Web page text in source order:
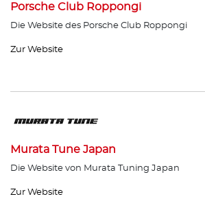
Porsche Club Roppongi
Die Website des Porsche Club Roppongi
Zur Website
Murata Tune Japan
Die Website von Murata Tuning Japan
Zur Website